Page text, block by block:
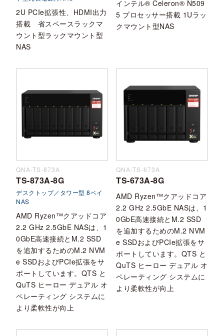
2U PCIe拡張性、HDMI出力
搭載 省スペースラックマ
ウント型ラックマウント型
NAS
インテル® Celeron® N509
5 プロセッサー搭載 1Uラッ
クマウント型NAS
QNA-TS-873A
TS-873A-8G
デスクトップ／タワー型 8ベイ
NAS
AMD Ryzen™クアッドコア
2.2 GHz 2.5GbE NASは、1
0GbE高速接続とM.2 SSD
を追加するためのM.2 NVM
e SSDおよびPCIe拡張をサ
ポートしています。QTS と
QuTS ヒーロー デュアル オ
ペレーティング システムに
より柔軟性が向上
QNA-TS-673A
TS-673A-8G
AMD Ryzen™クアッドコア
2.2 GHz 2.5GbE NASは、1
0GbE高速接続とM.2 SSD
を追加するためのM.2 NVM
e SSDおよびPCIe拡張をサ
ポートしています。QTS と
QuTS ヒーロー デュアル オ
ペレーティング システムに
より柔軟性が向上